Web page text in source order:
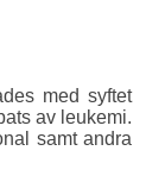
med syftet
av leukemi.
samt andra